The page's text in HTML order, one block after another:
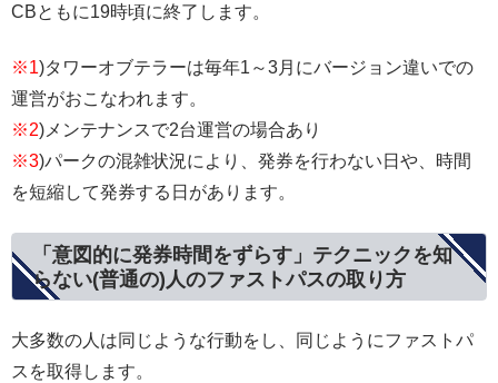
CBともに19時頃に終了します。
※1)タワーオブテラーは毎年1～3月にバージョン違いでの
運営がおこなわれます。
※2)メンテナンスで2台運営の場合あり
※3)パークの混雑状況により、発券を行わない日や、時間
を短縮して発券する日があります。
「意図的に発券時間をずらす」テクニックを知
らない(普通の)人のファストパスの取り方
大多数の人は同じような行動をし、同じようにファストパ
スを取得します。